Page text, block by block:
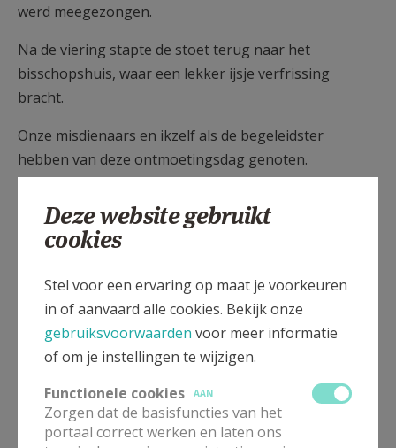
werd meegezongen.
Na de viering stapte de stoet terug naar het
bisschopshuis, waar een lekker ijsje verfrissing
bracht.
Onze misdienaars en ikzelf als de begeleidster
hebben van deze ontmoetingsdag genoten.
Deze website gebruikt
cookies
Stel voor een ervaring op maat je voorkeuren
in of aanvaard alle cookies. Bekijk onze
gebruiksvoorwaarden voor meer informatie
of om je instellingen te wijzigen.
Functionele cookies
AAN
Zorgen dat de basisfuncties van het
portaal correct werken en laten ons